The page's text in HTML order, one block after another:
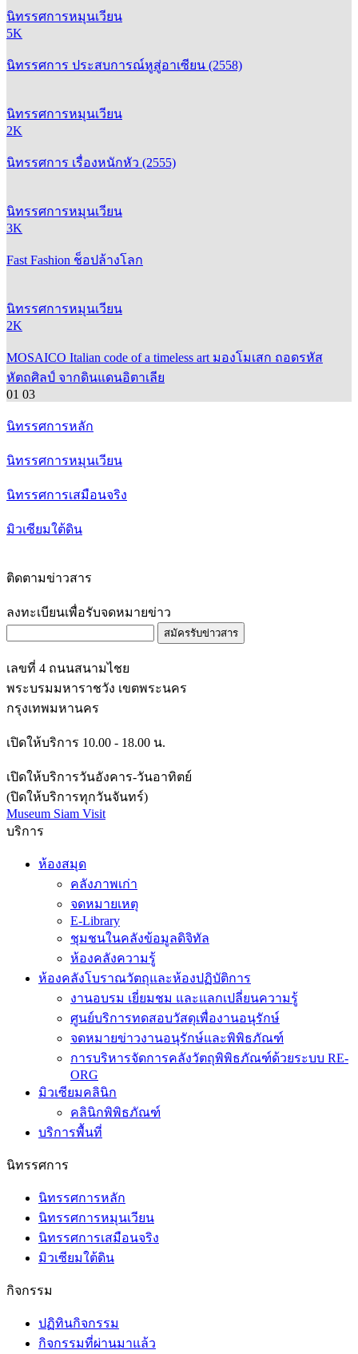
นิทรรศการหมุนเวียน
นิทรรศการหมุนเวียน
นิทรรศการหมุนเวียน
นิทรรศการหมุนเวียน
MOSAICO Italian code of a timeless art มองโมเสก ถอดรหัส
หัตถศิลป์ จากดินแดนอิตาเลีย
ลงทะเบียนเพื่อรับจดหมายข่าว
เลขที่ 4 ถนนสนามไชย
พระบรมมหาราชวัง เขตพระนคร
เปิดให้บริการวันอังคาร-วันอาทิตย์
(ปิดให้บริการทุกวันจันทร์)
Museum Siam Visit
ห้องสมุด
คลังภาพเก่า
จดหมายเหตุ
E-Library
ชุมชนในคลังข้อมูลดิจิทัล
ห้องคลังความรู้
ห้องคลังโบราณวัตถุและห้องปฏิบัติการ
งานอบรม เยี่ยมชม และแลกเปลี่ยนความรู้
ศูนย์บริการทดสอบวัสดุเพื่องานอนุรักษ์
จดหมายข่าวงานอนุรักษ์และพิพิธภัณฑ์
การบริหารจัดการคลังวัตถุพิพิธภัณฑ์ด้วยระบบ RE-
ORG
มิวเซียมคลินิก
คลินิกพิพิธภัณฑ์
นิทรรศการหลัก
นิทรรศการหมุนเวียน
นิทรรศการเสมือนจริง
ปฏิทินกิจกรรม